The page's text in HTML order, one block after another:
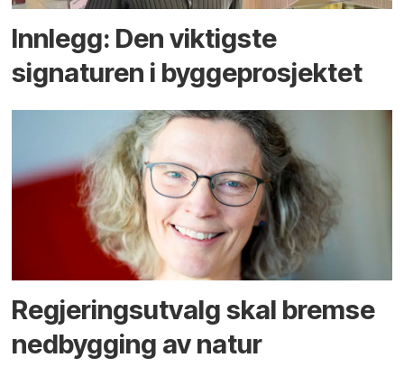
Innlegg: Den viktigste
signaturen i bygge­­prosjektet
Regjerings­utvalg skal bremse
ned­bygging av natur